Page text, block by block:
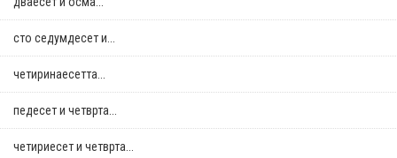
сто седумдесет и...
четиринаесетта...
педесет и четврта...
четириесет и четврта...